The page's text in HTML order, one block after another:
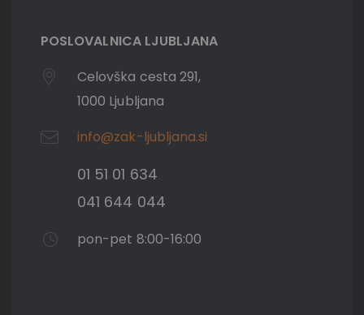
POSLOVALNICA LJUBLJANA
Celovška cesta 291,
1000 Ljubljana
info@zak-ljubljana.si
01 51 01 634
041 644 044
pon-pet 8:00-16:00